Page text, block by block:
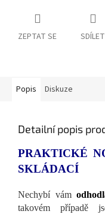
ZEPTAT SE SDÍLET
Popis Diskuze
Detailní popis
PRAKTICKÉ
SKLÁDACÍ
Nechybí vám
takovém případě